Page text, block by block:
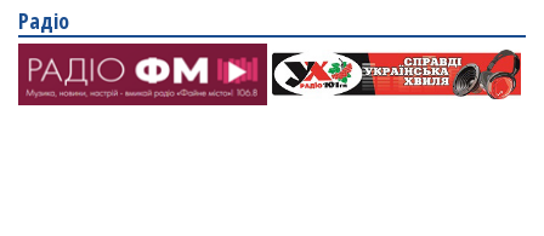
Радіо